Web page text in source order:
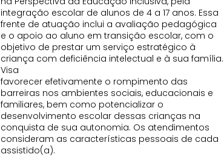
integração escolar de alunos de 4 a 17 anos. Essa
frente de atuação inclui a avaliação pedagógica
e o apoio ao aluno em transição escolar, com o
objetivo de prestar um serviço estratégico à
criança com deficiência intelectual e à sua família.
Visa
favorecer efetivamente o rompimento das
barreiras nos ambientes sociais, educacionais e
familiares, bem como potencializar o
desenvolvimento escolar dessas crianças na
conquista de sua autonomia. Os atendimentos
consideram as características pessoais de cada
assistido(a).